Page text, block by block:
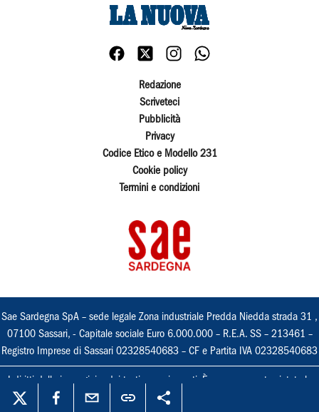
Redazione
Scriveteci
Pubblicità
Privacy
Codice Etico e Modello 231
Cookie policy
Termini e condizioni
Sae Sardegna SpA – sede legale Zona industriale Predda Niedda strada 31 ,
07100 Sassari, - Capitale sociale Euro 6.000.000 – R.E.A. SS – 213461 –
Registro Imprese di Sassari 02328540683 – CF e Partita IVA 02328540683
I diritti delle immagini e dei testi sono riservati. È espressamente vietata la
loro riproduzione con qualsiasi mezzo e l'adattamento totale o parziale.